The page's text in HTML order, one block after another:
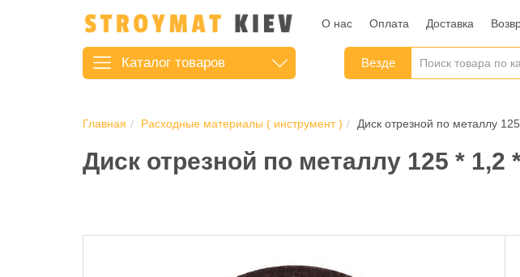
О нас Оплата Доставка
Каталог товаров Везде
Главная Расходные материалы ( инструмент ) Диск отрезной по металлу
Диск отрезной по металлу 125 *